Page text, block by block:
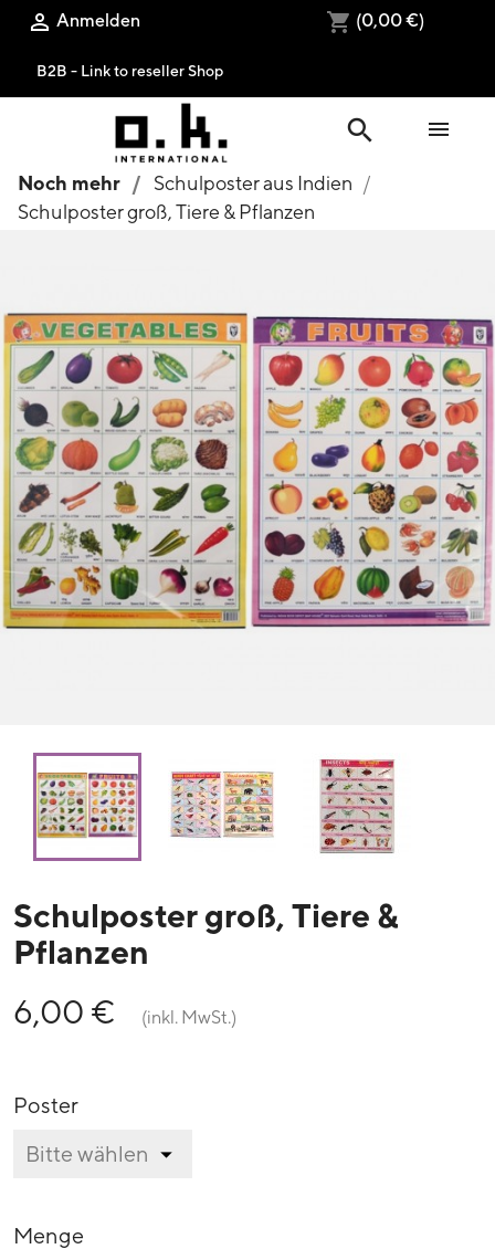
 Anmelden shopping_cart (0,00 €)
B2B - Link to reseller Shop
search 
Noch mehr
Schulposter aus Indien
Schulposter groß, Tiere & Pflanzen
Schulposter groß, Tiere &
Pflanzen
6,00 €
(inkl. MwSt.)
Poster
Menge